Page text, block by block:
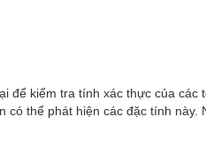
để kiểm tra tính xác thực của các
thể phát hiện các đặc tính